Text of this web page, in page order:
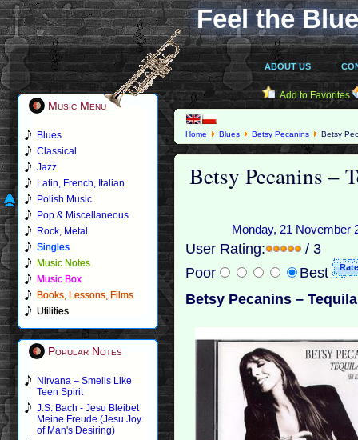
Feel the
ABOUT US
Music Menu
Blues
Classical
Jazz
Latin, French, Italian
Polish Music
Pop & Miscellaneous
Rock, Metal
Singles
Music Notes
Music Box
Books, Lessons, Films
Utilities
Popular Notes
Nirvana – Smells Like
Teen Spirit
J.S. Bach - Jesu Bleibet
Meine Freude (Jesu Joy
of Man's Desiring)
Add to Favorites
Home Blues Betsy Pecanins Betsy
Betsy Pecanins –
Monday, 21 November
User Rating:
/ 3
Poor
Best
Betsy Pecanins –